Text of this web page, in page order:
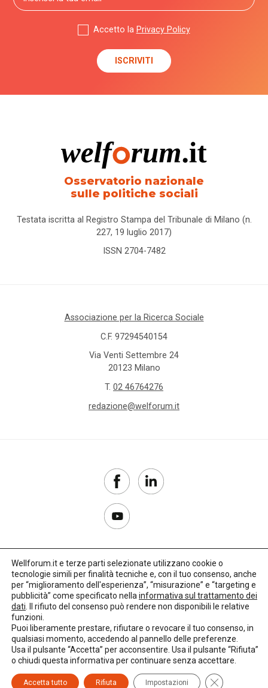
Accetto la Privacy Policy
Osservatorio nazionale
sulle politiche sociali
Testata iscritta al Registro Stampa del Tribunale di Milano (n.
227, 19 luglio 2017)
ISSN 2704-7482
Associazione per la Ricerca Sociale
C.F. 97294540154
Via Venti Settembre 24
20123 Milano
T. 02 46764276
redazione@welforum.it
Copyright 2017–2026
Privacy Policy
Credits: LO Studio
Wellforum.it e terze parti selezionate utilizzano cookie o
tecnologie simili per finalità tecniche e, con il tuo consenso, anche
per “miglioramento dell'esperienza”, “misurazione” e “targeting e
pubblicità” come specificato nella informativa sul trattamento dei
dati . Il rifiuto del consenso può rendere non disponibili le relative
funzioni.
Puoi liberamente prestare, rifiutare o revocare il tuo consenso, in
qualsiasi momento, accedendo al pannello delle preferenze.
Usa il pulsante “Accetta” per acconsentire. Usa il pulsante “Rifiuta”
o chiudi questa informativa per continuare senza accettare.
Accetta tutto Rifiuta Impostazioni Close GDPR